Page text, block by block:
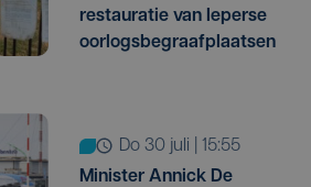
restauratie van Ieperse
oorlogsbegraafplaatsen
do 30 juli | 15:55
Minister Annick De